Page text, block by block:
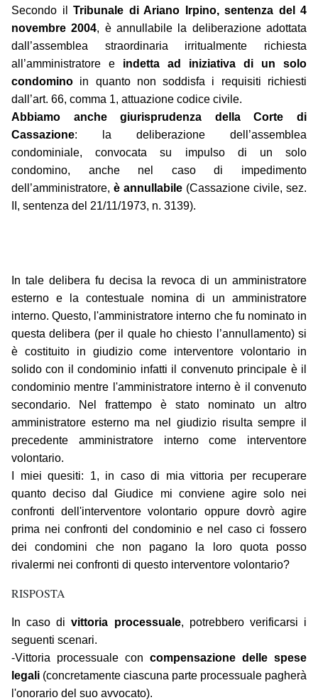
Secondo il Tribunale di Ariano Irpino, sentenza del 4
novembre 2004, è annullabile la deliberazione adottata
dall’assemblea straordinaria irritualmente richiesta
all’amministratore e indetta ad iniziativa di un solo
condomino in quanto non soddisfa i requisiti richiesti
dall’art. 66, comma 1, attuazione codice civile.
Abbiamo anche giurisprudenza della Corte di
Cassazione: la deliberazione dell’assemblea
condominiale, convocata su impulso di un solo
condomino, anche nel caso di impedimento
dell’amministratore, è annullabile (Cassazione civile, sez.
II, sentenza del 21/11/1973, n. 3139).
In tale delibera fu decisa la revoca di un amministratore
esterno e la contestuale nomina di un amministratore
interno. Questo, l'amministratore interno che fu nominato in
questa delibera (per il quale ho chiesto l’annullamento) si
è costituito in giudizio come interventore volontario in
solido con il condominio infatti il convenuto principale è il
condominio mentre l'amministratore interno è il convenuto
secondario. Nel frattempo è stato nominato un altro
amministratore esterno ma nel giudizio risulta sempre il
precedente amministratore interno come interventore
volontario.
I miei quesiti: 1, in caso di mia vittoria per recuperare
quanto deciso dal Giudice mi conviene agire solo nei
confronti dell'interventore volontario oppure dovrò agire
prima nei confronti del condominio e nel caso ci fossero
dei condomini che non pagano la loro quota posso
rivalermi nei confronti di questo interventore volontario?
RISPOSTA
In caso divittoria processuale, potrebbero verificarsi i
seguenti scenari.
-Vittoria processuale con compensazione delle spese
legali (concretamente ciascuna parte processuale pagherà
l'onorario del suo avvocato).